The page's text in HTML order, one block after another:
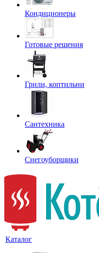
Кондиционеры
Готовые решения
Грили, коптильни
Сантехника
Снегоуборщики
Каталог